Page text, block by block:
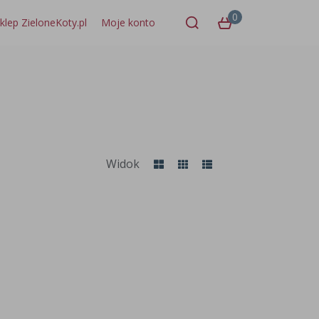
ZieloneKoty.pl Moje konto 0
Widok